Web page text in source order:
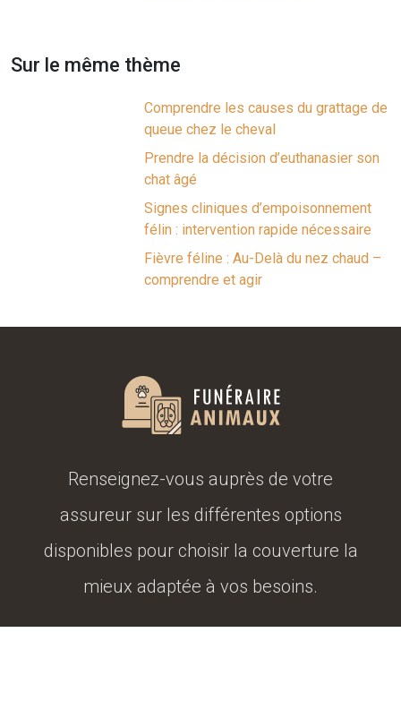
Sur le même thème
Comprendre les causes du grattage de
queue chez le cheval
Prendre la décision d’euthanasier son
chat âgé
Signes cliniques d’empoisonnement
félin : intervention rapide nécessaire
Fièvre féline : Au-Delà du nez chaud –
comprendre et agir
Renseignez-vous auprès de votre
assureur sur les différentes options
disponibles pour choisir la couverture la
mieux adaptée à vos besoins.